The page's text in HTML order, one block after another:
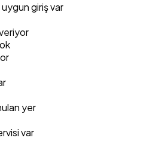
giriş var
yer
var